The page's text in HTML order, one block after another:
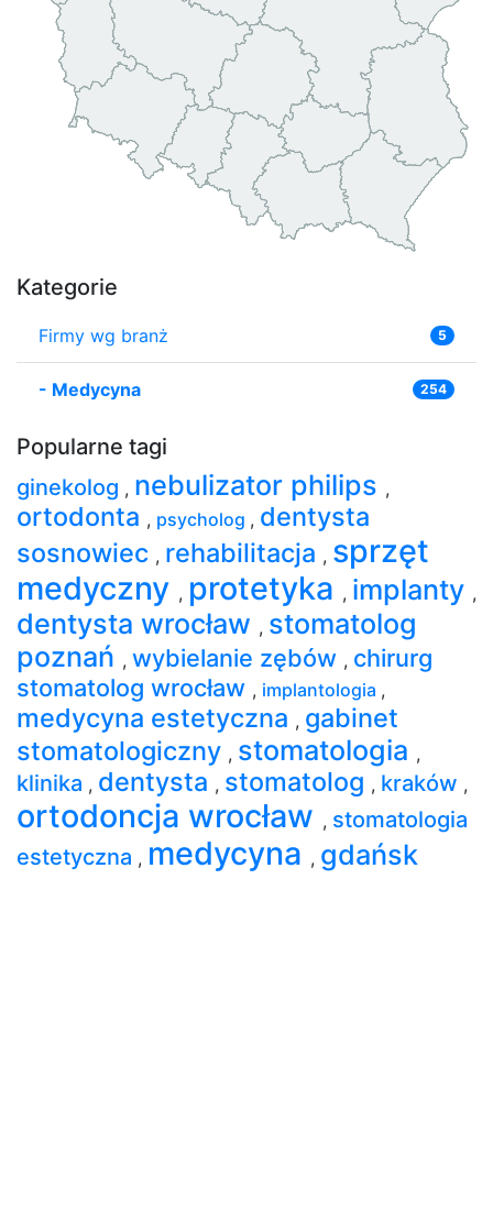
Kategorie
Firmy wg branż 5
- Medycyna 254
Popularne tagi
ginekolog , nebulizator philips ,
ortodonta , psycholog , dentysta
sosnowiec , rehabilitacja , sprzęt
medyczny , protetyka , implanty ,
dentysta wrocław , stomatolog
poznań , wybielanie zębów , chirurg
stomatolog wrocław , implantologia ,
medycyna estetyczna , gabinet
stomatologiczny , stomatologia ,
klinika , dentysta , stomatolog , kraków ,
ortodoncja wrocław , stomatologia
estetyczna , medycyna , gdańsk